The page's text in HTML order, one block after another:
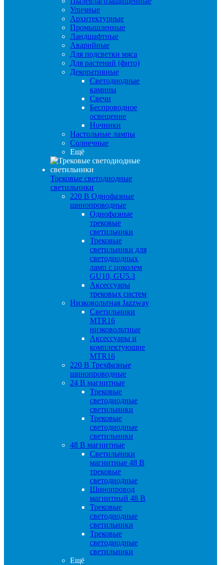
Уличные
Архитектурные
Промышленные
Ландшафтные
Аварийные
Для подсветки мяса
Для растений (фито)
Декоративные
Светодиодные
камины
Свечи
Беспроводное
освещение
Ночники
Настольные лампы
Солнечные
Ещё
Трековые светодиодные
светильники
220 B Однофазные
шинопроводные
Однофазные
трековые
светильники
Трековые
светильники для
светодиодных
ламп с цоколем
GU10, GU5.3
Аксессуары
трековых систем
Низковольтная Jazzway
Светильники
MTR16
низковольтные
Аксессуары и
комплектующие
MTR16
220 B Трехфазные
шинопроводные
24 B магнитные
Трековые
светодиодные
светильники
Трековые
светодиодные
светильники
48 B магнитные
Светильники
магнитные 48 В
трековые
светодиодные
Шинопровод
магнитный 48 В
Трековые
светодиодные
светильники
Трековые
светодиодные
светильники
Ещё